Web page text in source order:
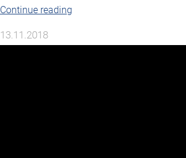
Continue reading
Manfred
13.11.2018